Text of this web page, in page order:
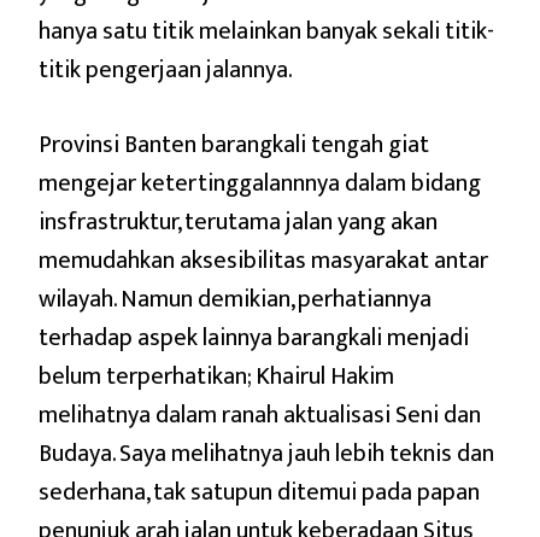
hanya satu titik melainkan banyak sekali titik-
titik pengerjaan jalannya.
Provinsi Banten barangkali tengah giat
mengejar ketertinggalannnya dalam bidang
insfrastruktur, terutama jalan yang akan
memudahkan aksesibilitas masyarakat antar
wilayah. Namun demikian, perhatiannya
terhadap aspek lainnya barangkali menjadi
belum terperhatikan; Khairul Hakim
melihatnya dalam ranah aktualisasi Seni dan
Budaya. Saya melihatnya jauh lebih teknis dan
sederhana, tak satupun ditemui pada papan